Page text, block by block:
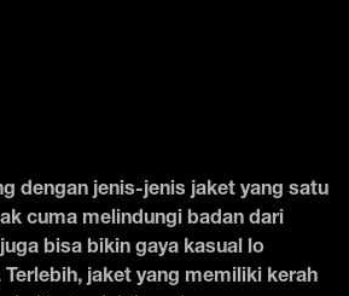
dengan jenis-jenis jaket yang satu
cuma melindungi badan dari
bisa bikin gaya kasual lo
jaket yang memiliki kerah